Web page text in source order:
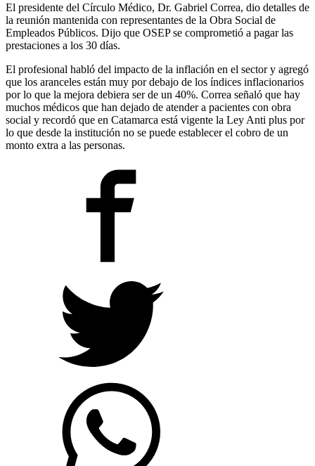
El presidente del Círculo Médico, Dr. Gabriel Correa, dio detalles de
la reunión mantenida con representantes de la Obra Social de
Empleados Públicos. Dijo que OSEP se comprometió a pagar las
prestaciones a los 30 días.
El profesional habló del impacto de la inflación en el sector y agregó
que los aranceles están muy por debajo de los índices inflacionarios
por lo que la mejora debiera ser de un 40%. Correa señaló que hay
muchos médicos que han dejado de atender a pacientes con obra
social y recordó que en Catamarca está vigente la Ley Anti plus por
lo que desde la institución no se puede establecer el cobro de un
monto extra a las personas.